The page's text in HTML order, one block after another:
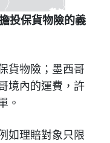
投保貨物險的義
貨物險；墨西哥
境內的運費，許
。
如理賠對象只限